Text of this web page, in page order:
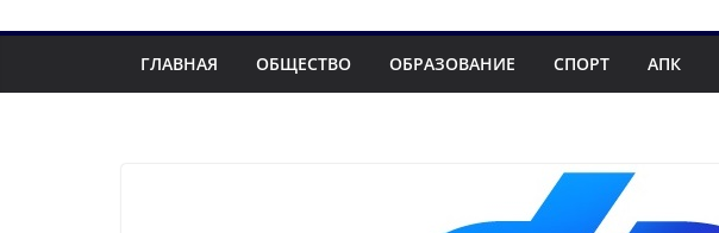
ГЛАВНАЯ ОБЩЕСТВО ОБРАЗОВАНИЕ СПОРТ АПК